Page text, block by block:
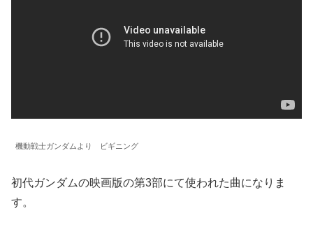
機動戦士ガンダムより ビギニング
初代ガンダムの映画版の第3部にて使われた曲になりま
す。